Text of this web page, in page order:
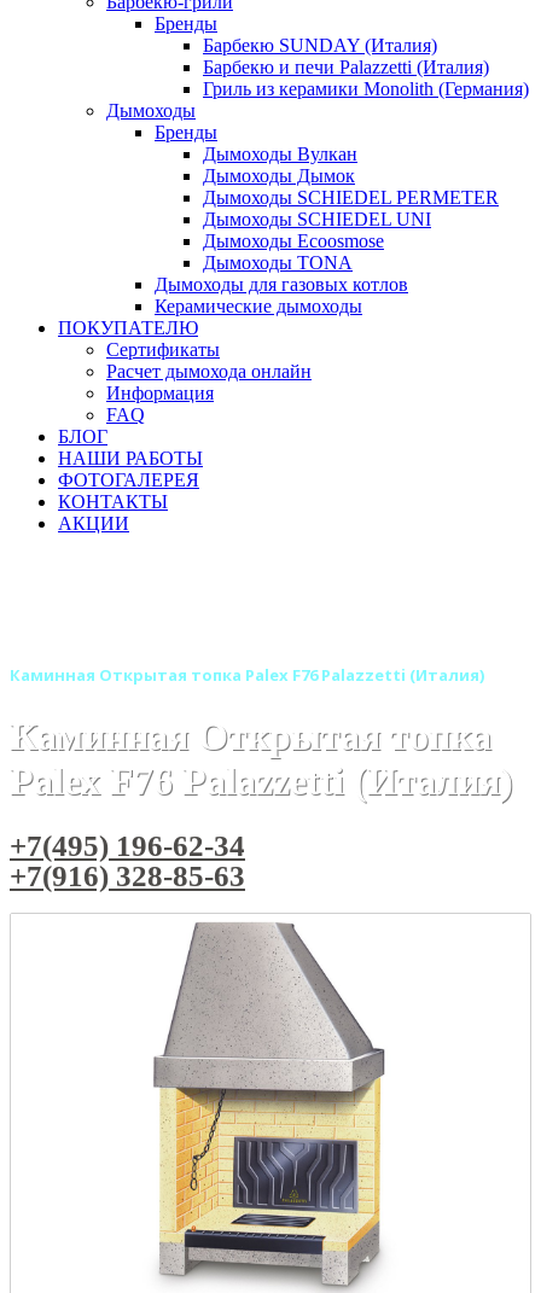
Бренды
Барбекю SUNDAY (Италия)
Барбекю и печи Palazzetti (Италия)
Гриль из керамики Monolith (Германия)
Дымоходы
Бренды
Дымоходы Вулкан
Дымоходы Дымок
Дымоходы SCHIEDEL PERMETER
Дымоходы SCHIEDEL UNI
Дымоходы Ecoosmose
Дымоходы TONA
Дымоходы для газовых котлов
Керамические дымоходы
ПОКУПАТЕЛЮ
Сертификаты
Расчет дымохода онлайн
Информация
FAQ
БЛОГ
НАШИ РАБОТЫ
ФОТОГАЛЕРЕЯ
КОНТАКТЫ
АКЦИИ
Каминная Открытая топка Palex F76 Palazzetti (Италия)
Каминная Открытая топка
Palex F76 Palazzetti (Италия)
+7(495) 196-62-34
+7(916) 328-85-63